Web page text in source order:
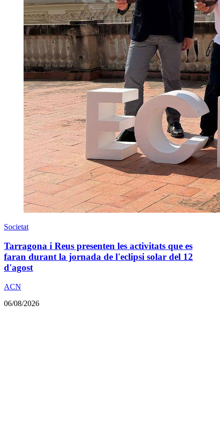
Societat
Tarragona i Reus presenten les activitats que es
faran durant la jornada de l'eclipsi solar del 12
d'agost
ACN
06/08/2026